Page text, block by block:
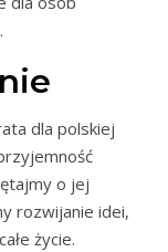
dla polskiej
o jej
rozwijanie idei,
życie.